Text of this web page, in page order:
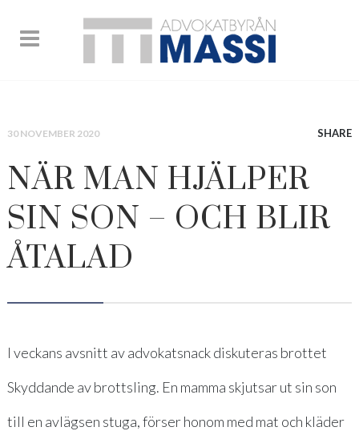
30 NOVEMBER 2020 SHARE
NÄR MAN HJÄLPER
SIN SON – OCH BLIR
ÅTALAD
I veckans avsnitt av advokatsnack diskuteras brottet
Skyddande av brottsling. En mamma skjutsar ut sin son
till en avlägsen stuga, förser honom med mat och kläder